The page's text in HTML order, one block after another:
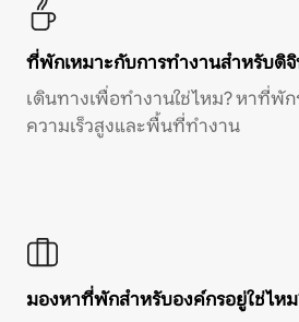
ที่พักเหมาะกับการทำงานสำหรับดิ
เดินทางเพื่อทำงานใช่ไหม? หาที่พั
ความเร็วสูงและพื้นที่ทำงาน
มองหาที่พักสำหรับองค์กรอยู่ใช่ไห